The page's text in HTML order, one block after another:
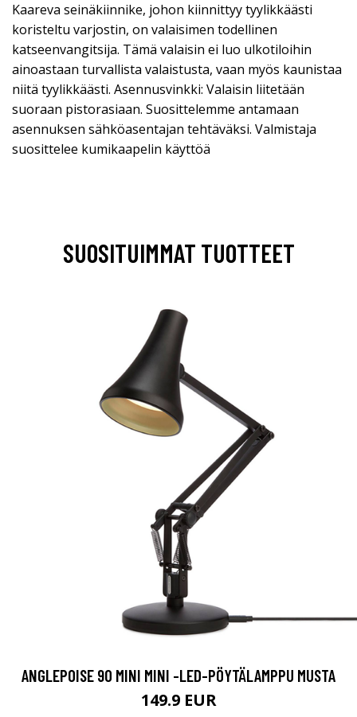
Kaareva seinäkiinnike, johon kiinnittyy tyylikkäästi
koristeltu varjostin, on valaisimen todellinen
katseenvangitsija. Tämä valaisin ei luo ulkotiloihin
ainoastaan turvallista valaistusta, vaan myös kaunistaa
niitä tyylikkäästi. Asennusvinkki: Valaisin liitetään
suoraan pistorasiaan. Suosittelemme antamaan
asennuksen sähköasentajan tehtäväksi. Valmistaja
suosittelee kumikaapelin käyttöä
SUOSITUIMMAT TUOTTEET
ANGLEPOISE 90 MINI MINI -LED-PÖYTÄLAMPPU MUSTA
149.9 EUR